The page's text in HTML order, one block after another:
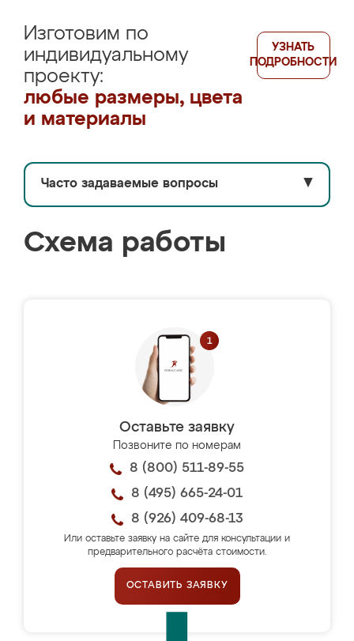
Изготовим по
индивидуальному
проекту:
любые размеры, цвета
и материалы
УЗНАТЬ
ПОДРОБНОСТИ
Часто задаваемые вопросы ▼
Схема работы
Оставьте заявку
Позвоните по номерам
8 (800) 511-89-55
8 (495) 665-24-01
8 (926) 409-68-13
Или оставьте заявку на сайте для консультации и
предварительного расчёта стоимости.
ОСТАВИТЬ ЗАЯВКУ